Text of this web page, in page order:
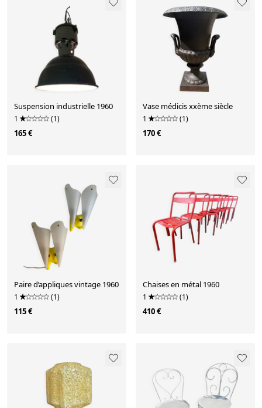
Suspension industrielle 1960
1 (1)
165 €
Vase médicis xxème siècle
1 (1)
170 €
Paire d’appliques vintage 1960
1 (1)
115 €
Chaises en métal 1960
1 (1)
410 €